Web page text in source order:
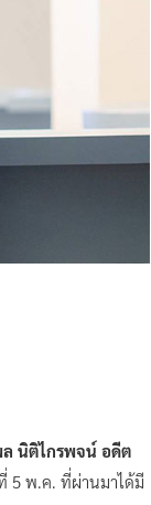
ล นิติไกรพจน์ อดีต
5 พ.ค. ที่ผ่านมาได้มี